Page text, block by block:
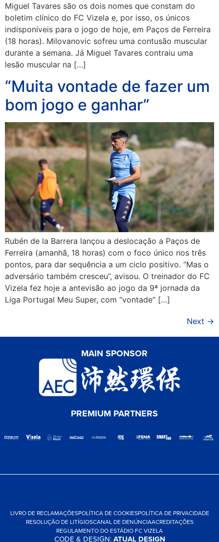
Miguel Tavares são os dois nomes que constam do
boletim clínico do FC Vizela e, por isso, os únicos
indisponíveis para o jogo de hoje, em Paços de Ferreira
(18 horas). Milovanovic sofreu uma contusão muscular
durante a semana. Já Miguel Tavares contraiu uma
lesão muscular na […]
“Muita vontade de fazer um
bom jogo e ganhar”
Rubén de la Barrera lançou a deslocação a Paços de
Ferreira (amanhã, 18 horas) com o foco único nos três
pontos, para dar sequência a um ciclo positivo. “Mas o
adversário também cresceu”, avisou. O treinador do FC
Vizela fez hoje a antevisão ao jogo da 9ª jornada da
Liga Portugal Meu Super, com “vontade” […]
Next →
MAIN SPONSOR
PREMIUM PARTNERS
LIVRO DE RECLAMAÇÕESPOLÍTICA DE COOKIESPOLÍTICA DE PRIVACIDADE
RESOLUÇÃO DE LITÍGIOSCANAL DE DENÚNCIAACREDITAÇÕES
REGULAMENTO DO ESTÁDIO FC VIZELA
CODE & DESIGN:ATUAL DESIGN